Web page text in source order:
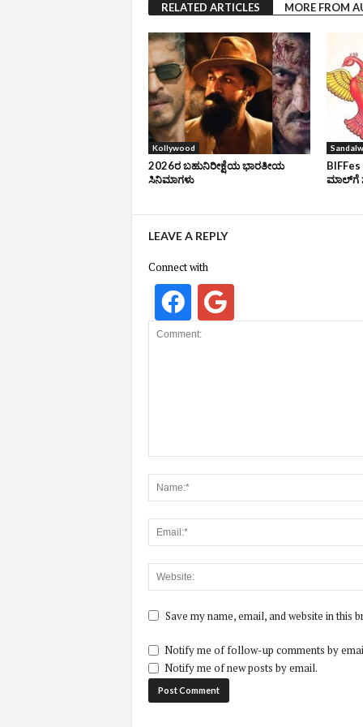
RELATED ARTICLES MORE FROM
Kollywood
2026ರ ಬಹುನಿರೀಕ್ಷೆಯ ಭಾರತೀಯ
ಸಿನಿಮಾಗಳು
ಮಾಲ್‌ಗೆ
LEAVE A REPLY
Connect with
Save my name, email, and website in this
Notify me of follow-up comments by
Notify me of new posts by email.